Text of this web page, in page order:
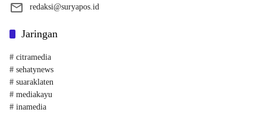
redaksi@suryapos.id
Jaringan
# citramedia
# sehatynews
# suaraklaten
# mediakayu
# inamedia